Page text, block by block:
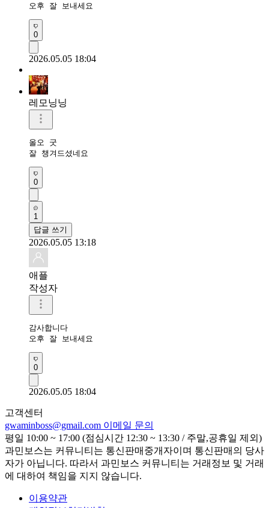
오후 잘 보내세요
0
2026.05.05 18:04
레모닝닝
올오 굿
잘 챙겨드셨네요
0
1
답글 쓰기
2026.05.05 13:18
애플
작성자
감사합니다
오후 잘 보내세요
0
2026.05.05 18:04
고객센터
gwaminboss@gmail.com 이메일 문의
평일 10:00 ~ 17:00 (점심시간 12:30 ~ 13:30 / 주말,공휴일 제외)
과민보스는 커뮤니티는 통신판매중개자이며 통신판매의 당사
자가 아닙니다. 따라서 과민보스 커뮤니티는 거래정보 및 거래
에 대하여 책임을 지지 않습니다.
이용약관